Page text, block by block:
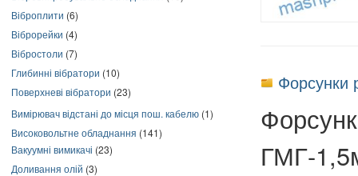
Віброплити (6)
Віброрейки (4)
Вібростоли (7)
Глибинні вібратори (10)
Поверхневі вібратори (23)
Вимірювач відстані до місця пош. кабелю (1)
Високовольтне обладнання (141)
Вакуумні вимикачі (23)
Доливання олій (3)
Форсунки
ГМГ-